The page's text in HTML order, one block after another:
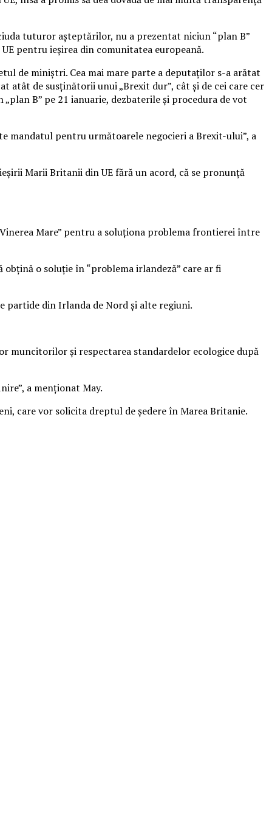
tuturor așteptărilor, nu a prezentat niciun “plan B”
pentru ieșirea din comunitatea europeană.
de miniștri. Cea mai mare parte a deputaților s-a arătat
de susținătorii unui „Brexit dur”, cât și de cei care cer
B” pe 21 ianuarie, dezbaterile și procedura de vot
mandatul pentru următoarele negocieri a Brexit-ului”, a
Marii Britanii din UE fără un acord, că se pronunță
Mare” pentru a soluționa problema frontierei între
o soluție în “problema irlandeză” care ar fi
partide din Irlanda de Nord și alte regiuni.
muncitorilor și respectarea standardelor ecologice după
a menționat May.
care vor solicita dreptul de ședere în Marea Britanie.